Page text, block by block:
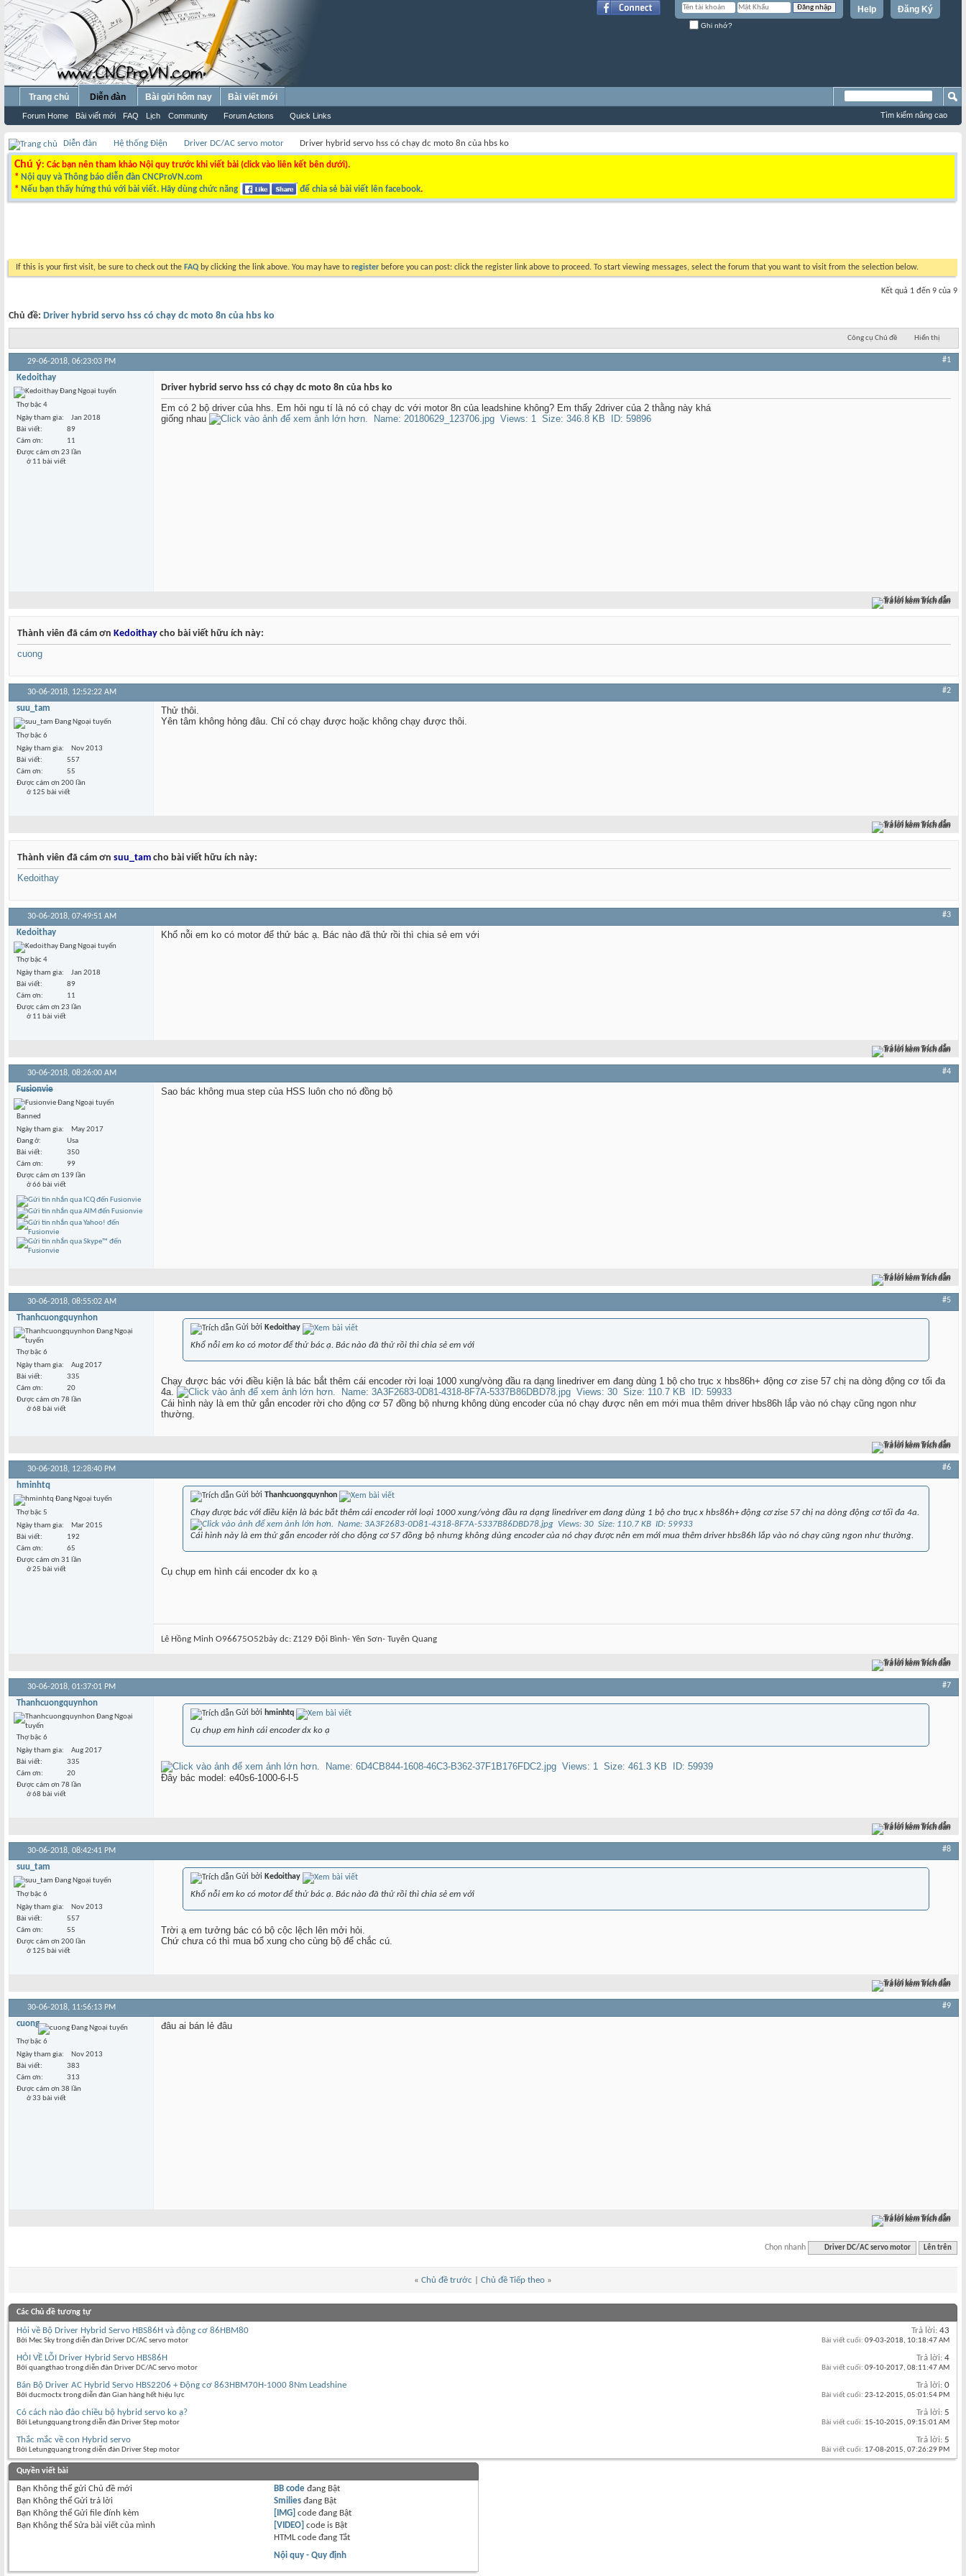
Đăng Ký
Help
Ghi nhớ?
Trang chủ Diễn đàn
Forum Home Bài viết mới FAQ Lịch Community Forum Actions Quick Links
Bài gửi hôm nay Bài viết mới
Tìm kiếm nâng cao
Diễn đàn Hệ thống Điện Driver DC/AC servo motor Driver hybrid servo hss có chạy dc moto 8n của hbs ko
Chú ý: Các bạn nên tham khảo Nội quy trước khi viết bài (click vào liên kết bên dưới).
* Nội quy và Thông báo diễn đàn CNCProVN.com
* Nếu bạn thấy hứng thú với bài viết. Hãy dùng chức năng để chia sẻ bài viết lên facebook.
If this is your first visit, be sure to check out the FAQ by clicking the link above. You may have to register before you can post: click the register link above to proceed. To start viewing messages, select the forum that you want to visit from the selection below.
Kết quả 1 đến 9 của 9
Chủ đề: Driver hybrid servo hss có chạy dc moto 8n của hbs ko
Công cụ Chủ đề Hiển thị
29-06-2018, 06:23:03 PM #1
Kedoithay
Thợ bậc 4
Ngày tham gia
Jan 2018
Bài viết
89
Cám ơn
11
Được cám ơn 23 lần
ở 11 bài viết
Driver hybrid servo hss có chạy dc moto 8n của hbs ko
Em có 2 bộ driver của hhs. Em hỏi ngu tí là nó có chạy dc với motor 8n của leadshine không? Em thấy 2driver của 2 thằng này khá
giống nhau
Trả lời kèm Trích dẫn
Thành viên đã cám ơn Kedoithay cho bài viết hữu ích này:
cuong
30-06-2018, 12:52:22 AM #2
suu_tam
Thợ bậc 6
Ngày tham gia
Nov 2013
Bài viết
557
Cám ơn
55
Được cám ơn 200 lần
ở 125 bài viết
Thử thôi.
Yên tâm không hỏng đâu. Chỉ có chạy được hoặc không chạy được thôi.
Trả lời kèm Trích dẫn
Thành viên đã cám ơn suu_tam cho bài viết hữu ích này:
Kedoithay
30-06-2018, 07:49:51 AM #3
Kedoithay
Thợ bậc 4
Ngày tham gia
Jan 2018
Bài viết
89
Cám ơn
11
Được cám ơn 23 lần
ở 11 bài viết
Khổ nỗi em ko có motor để thử bác ạ. Bác nào đã thử rồi thì chia sẻ em với
Trả lời kèm Trích dẫn
30-06-2018, 08:26:00 AM #4
Fusionvie
Banned
Ngày tham gia
May 2017
Đang ở
Usa
Bài viết
350
Cám ơn
99
Được cám ơn 139 lần
ở 66 bài viết
Sao bác không mua step của HSS luôn cho nó đồng bộ
Trả lời kèm Trích dẫn
30-06-2018, 08:55:02 AM #5
Thanhcuongquynhon
Thợ bậc 6
Ngày tham gia
Aug 2017
Bài viết
335
Cám ơn
20
Được cám ơn 78 lần
ở 68 bài viết
Gửi bởi Kedoithay
Khổ nỗi em ko có motor để thử bác ạ. Bác nào đã thử rồi thì chia sẻ em với
Chạy được bác với điều kiện là bác bắt thêm cái encoder rời loại 1000 xung/vòng đầu ra dạng linedriver em đang dùng 1 bộ cho trục x hbs86h+ động cơ zise 57 chị na dòng động cơ tối đa
4a.
Cái hình này là em thử gắn encoder rời cho động cơ 57 đồng bộ nhưng không dùng encoder của nó chạy được nên em mới mua thêm driver hbs86h lắp vào nó chạy cũng ngon như
thường.
Trả lời kèm Trích dẫn
30-06-2018, 12:28:40 PM #6
hminhtq
Thợ bậc 5
Ngày tham gia
Mar 2015
Bài viết
192
Cám ơn
65
Được cám ơn 31 lần
ở 25 bài viết
Gửi bởi Thanhcuongquynhon
Chạy được bác với điều kiện là bác bắt thêm cái encoder rời loại 1000 xung/vòng đầu ra dạng linedriver em đang dùng 1 bộ cho trục x hbs86h+ động cơ zise 57 chị na dòng động cơ tối đa 4a.
Cái hình này là em thử gắn encoder rời cho động cơ 57 đồng bộ nhưng không dùng encoder của nó chạy được nên em mới mua thêm driver hbs86h lắp vào nó chạy cũng ngon như thường.
Cụ chụp em hình cái encoder dx ko ạ
Lê Hồng Minh O96675O52bảy dc: Z129 Đội Bình- Yên Sơn- Tuyên Quang
Trả lời kèm Trích dẫn
30-06-2018, 01:37:01 PM #7
Thanhcuongquynhon
Thợ bậc 6
Ngày tham gia
Aug 2017
Bài viết
335
Cám ơn
20
Được cám ơn 78 lần
ở 68 bài viết
Gửi bởi hminhtq
Cụ chụp em hình cái encoder dx ko ạ
Đây bác model: e40s6-1000-6-l-5
Trả lời kèm Trích dẫn
30-06-2018, 08:42:41 PM #8
suu_tam
Thợ bậc 6
Ngày tham gia
Nov 2013
Bài viết
557
Cám ơn
55
Được cám ơn 200 lần
ở 125 bài viết
Gửi bởi Kedoithay
Khổ nỗi em ko có motor để thử bác ạ. Bác nào đã thử rồi thì chia sẻ em với
Trời ạ em tưởng bác có bộ cộc lệch lên mởi hỏi.
Chứ chưa có thì mua bổ xung cho cùng bộ để chắc cú.
Trả lời kèm Trích dẫn
30-06-2018, 11:56:13 PM #9
cuong
Thợ bậc 6
Ngày tham gia
Nov 2013
Bài viết
383
Cám ơn
313
Được cám ơn 38 lần
ở 33 bài viết
đâu ai bán lẻ đâu
Trả lời kèm Trích dẫn
Chọn nhanh Driver DC/AC servo motor Lên trên
« Chủ đề trước Chủ đề Tiếp theo »
Các Chủ đề tương tự
Hỏi về Bộ Driver Hybrid Servo HBS86H và động cơ 86HBM80
Bởi Mec Sky trong diễn đàn Driver DC/AC servo motor
Trả lời: 43
Bài viết cuối: 09-03-2018, 10:18:47 AM
HỎI VỀ LỖI Driver Hybrid Servo HBS86H
Bởi quangthao trong diễn đàn Driver DC/AC servo motor
Trả lời: 4
Bài viết cuối: 09-10-2017, 08:11:47 AM
Bán Bộ Driver AC Hybrid Servo HBS2206 + Động cơ 863HBM70H-1000 8Nm Leadshine
Bởi ducmoctx trong diễn đàn Gian hàng hết hiệu lực
Trả lời: 0
Bài viết cuối: 23-12-2015, 05:01:54 PM
Có cách nào đảo chiều bộ hybrid servo ko ạ?
Bởi Letungquang trong diễn đàn Driver Step motor
Trả lời: 5
Bài viết cuối: 15-10-2015, 09:15:01 AM
Thắc mắc về con Hybrid servo
Bởi Letungquang trong diễn đàn Driver Step motor
Trả lời: 5
Bài viết cuối: 17-08-2015, 07:26:29 PM
Quyền viết bài
Bạn Không thể gửi Chủ đề mới
Bạn Không thể Gửi trả lời
Bạn Không thể Gửi file đính kèm
Bạn Không thể Sửa bài viết của mình
BB codeđang Bật
Smiliesđang Bật
[IMG] code đang Bật
[VIDEO] code is Bật
HTML code đang Tắt
Nội quy - Quy định